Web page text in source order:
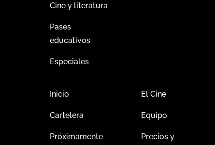
Cine y literatura
Pases
educativos
Especiales
Inicio
Cartelera
Próximamente
El Cine
Equipo
Precios y